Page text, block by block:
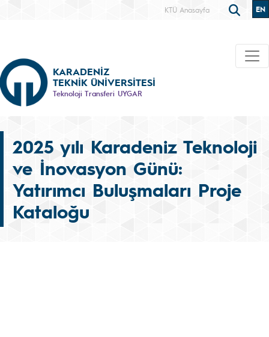
KTÜ Anasayfa EN
KARADENİZ
TEKNİK ÜNİVERSİTESİ
Teknoloji Transferi UYGAR
2025 yılı Karadeniz Teknoloji
ve İnovasyon Günü:
Yatırımcı Buluşmaları Proje
Kataloğu